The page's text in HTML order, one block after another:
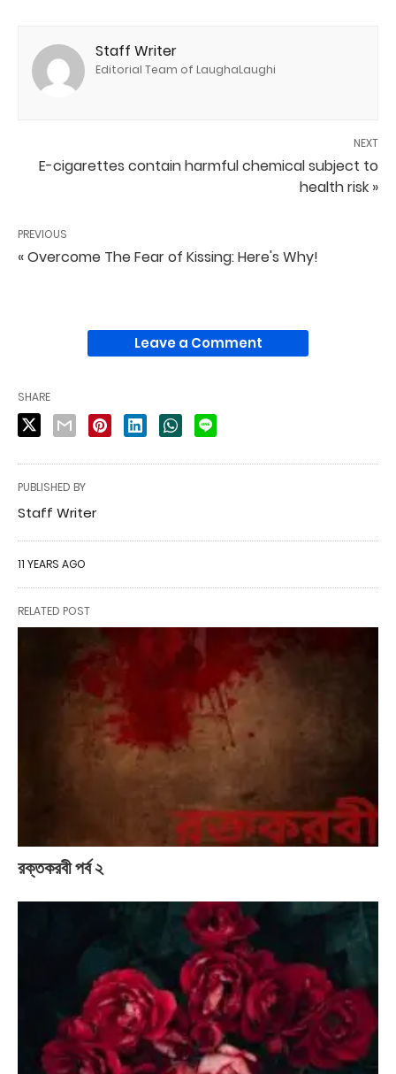
Staff Writer
Editorial Team of LaughaLaughi
NEXT
E-cigarettes contain harmful chemical subject to
health risk »
PREVIOUS
« Overcome The Fear of Kissing: Here's Why!
Leave a Comment
SHARE
PUBLISHED BY
Staff Writer
11 YEARS AGO
RELATED POST
রক্তকরবী পর্ব ২